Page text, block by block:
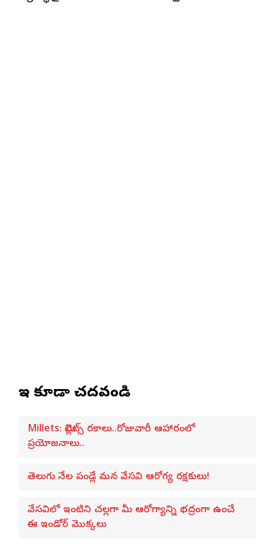
ఇవి కూడా చదవండి
Millets: మిల్లెట్స్ రకాలు..రోజువారీ ఆహారంలో
ప్రయోజనాలు..
తెలుగు నేల పండ్లే మన వేసవి ఆరోగ్య రక్షకులు!
వేసవిలో ఇంటిని చల్లగా మీ ఆరోగ్యాన్ని భద్రంగా ఉంచే
ఈ ఇండోర్ మొక్కలు